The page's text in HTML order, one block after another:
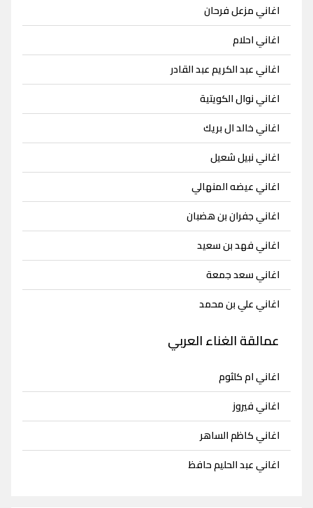
اغاني مزعل فرحان
اغاني احلام
اغاني عبد الكريم عبد القادر
اغاني نوال الكويتية
اغاني خالد ال بريك
اغاني نبيل شعيل
اغاني عيضه المنهالي
اغاني جفران بن هضبان
اغاني فهد بن سعيد
اغاني سعد جمعة
اغاني علي بن محمد
عمالقة الغناء العربي
اغاني ام كلثوم
اغاني فيروز
اغاني كاظم الساهر
اغاني عبد الحليم حافظ